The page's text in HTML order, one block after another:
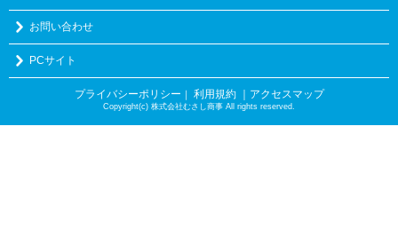
お問い合わせ
PCサイト
プライバシーポリシー ｜ 利用規約 ｜アクセスマップ
Copyright(c) 株式会社むさし商事 All rights reserved.